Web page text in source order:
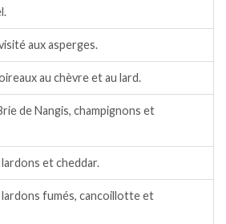
aux asperges.
au chèvre et au lard.
de Nangis, champignons et
et cheddar.
fumés, cancoillotte et